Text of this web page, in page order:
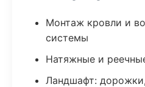
Монтаж кровли и
системы
Натяжные и
Ландшафт: